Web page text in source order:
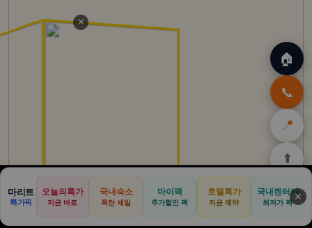
🏠
📞
📍
⬆️
🏠
홈
닷컴
🛡️
여행
보험
🛒
테무
쿠폰
🎁
쿠팡
할인
✕
마리트
특가픽
오늘의특가
지금 바로
국내숙소
폭탄 세일
마이팩
추가할인 팩
호텔특가
지금 예약
국내렌터카
최저가 픽 ✕